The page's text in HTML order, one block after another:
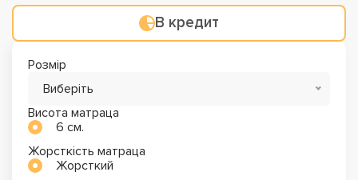
В кредит
Розмір
Виберіть
Висота матраца
6 см.
Жорсткість матраца
Жорсткий